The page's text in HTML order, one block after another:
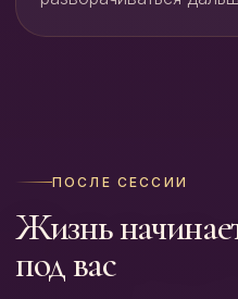
ПОСЛЕ СЕССИИ
Жизнь
под вас